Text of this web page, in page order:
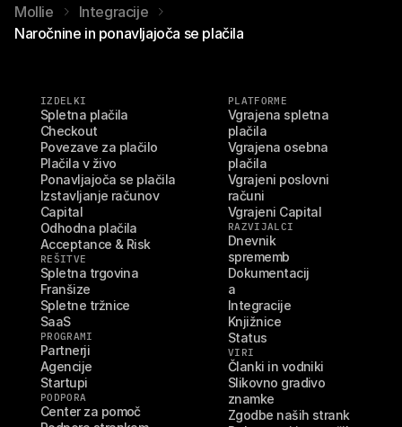
Mollie
Integracije
Naročnine in ponavljajoča se plačila
IZDELKI
Spletna plačila
Checkout
Povezave za plačilo
Plačila v živo
Ponavljajoča se plačila
Izstavljanje računov
Capital
Odhodna plačila
Acceptance & Risk
REŠITVE
Spletna trgovina
Franšize
Spletne tržnice
SaaS
PROGRAMI
Partnerji
Agencije
Startupi
PODPORA
Center za pomoč
PLATFORME
Vgrajena spletna
plačila
Vgrajena osebna
plačila
Vgrajeni poslovni
računi
Vgrajeni Capital
RAZVIJALCI
Dnevnik
sprememb
Dokumentacij
a
Integracije
Knjižnice
Status
VIRI
Članki in vodniki
Slikovno gradivo
znamke
Zgodbe naših strank